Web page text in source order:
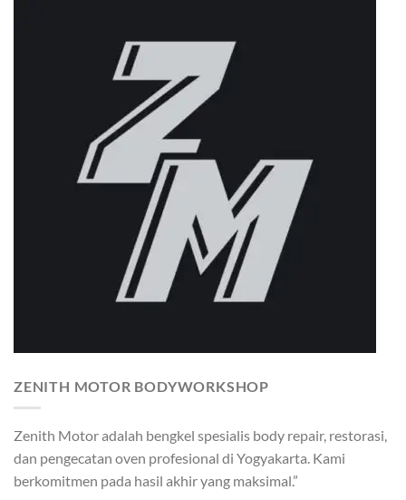
ZENITH MOTOR BODYWORKSHOP
Zenith Motor adalah bengkel spesialis body repair, restorasi,
dan pengecatan oven profesional di Yogyakarta. Kami
berkomitmen pada hasil akhir yang maksimal.”